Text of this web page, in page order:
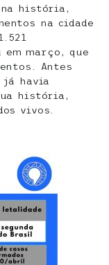
história,
na cidade
em março, que
Antes
já havia
história,
vivos.